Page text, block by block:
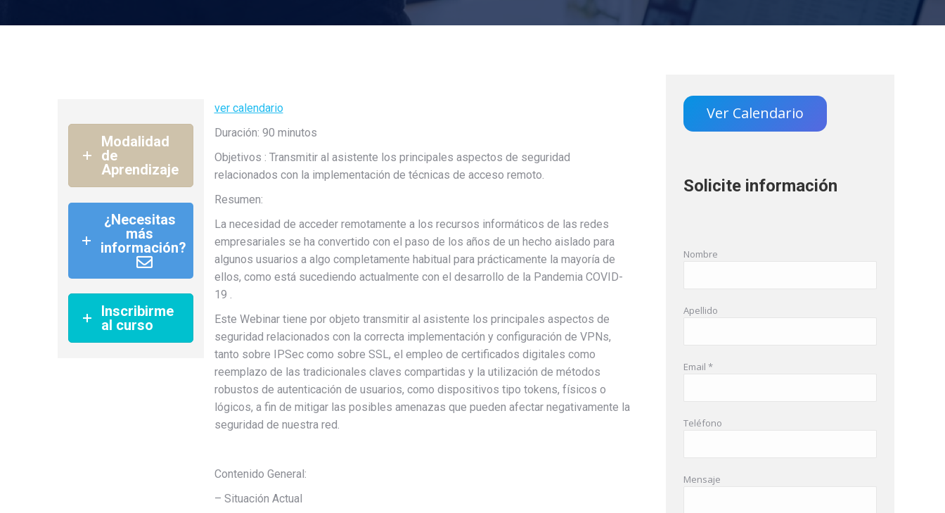
Modalidad
de
Aprendizaje
¿Necesitas
más
información?
Inscribirme
al curso
ver calendario
Duración: 90 minutos
Objetivos : Transmitir al asistente los principales aspectos de seguridad
relacionados con la implementación de técnicas de acceso remoto.
Resumen:
La necesidad de acceder remotamente a los recursos informáticos de las redes
empresariales se ha convertido con el paso de los años de un hecho aislado para
algunos usuarios a algo completamente habitual para prácticamente la mayoría de
ellos, como está sucediendo actualmente con el desarrollo de la Pandemia COVID-
19 .
Este Webinar tiene por objeto transmitir al asistente los principales aspectos de
seguridad relacionados con la correcta implementación y configuración de VPNs,
tanto sobre IPSec como sobre SSL, el empleo de certificados digitales como
reemplazo de las tradicionales claves compartidas y la utilización de métodos
robustos de autenticación de usuarios, como dispositivos tipo tokens, físicos o
lógicos, a fin de mitigar las posibles amenazas que pueden afectar negativamente la
seguridad de nuestra red.
Contenido General:
– Situación Actual
Ver Calendario
Solicite información
Nombre
Apellido
Email *
Teléfono
Mensaje